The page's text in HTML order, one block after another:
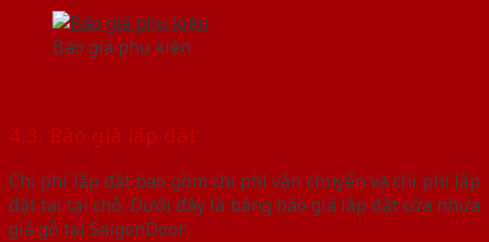
Báo giá phụ kiện
4.3. Báo giá lắp đặt
Chi phí lắp đặt bao gồm chi phí vận chuyển và chi phí lắp
đặt tại tại chỗ. Dưới đây là bảng báo giá lắp đặt cửa nhựa
giả gỗ tại SaigonDoor: